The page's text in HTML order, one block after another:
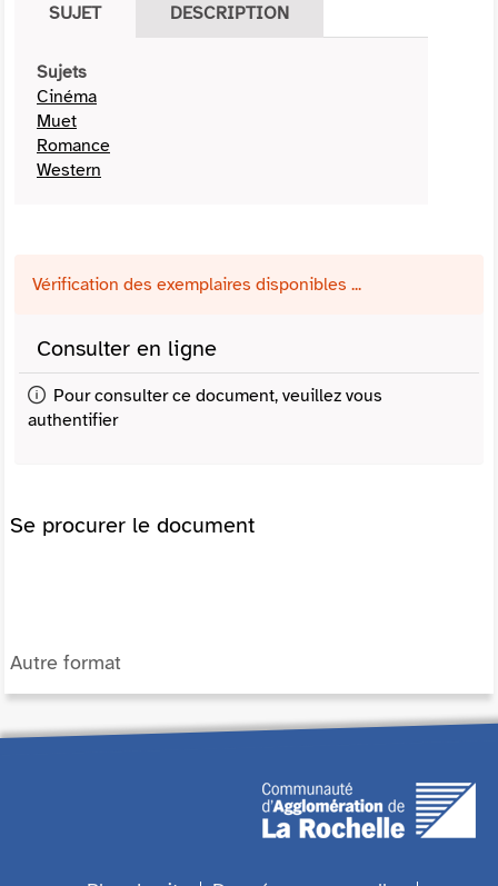
SUJET DESCRIPTION
Sujets
Cinéma
Muet
Romance
Western
Vérification des exemplaires disponibles ...
Consulter en ligne
Pour consulter ce document, veuillez vous
authentifier
Se procurer le document
Autre format